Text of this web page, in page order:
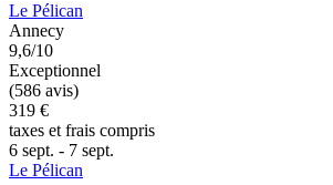
Le Pélican
Annecy
9,6/10
Exceptionnel
(586 avis)
319 €
taxes et frais compris
6 sept. - 7 sept.
Le Pélican